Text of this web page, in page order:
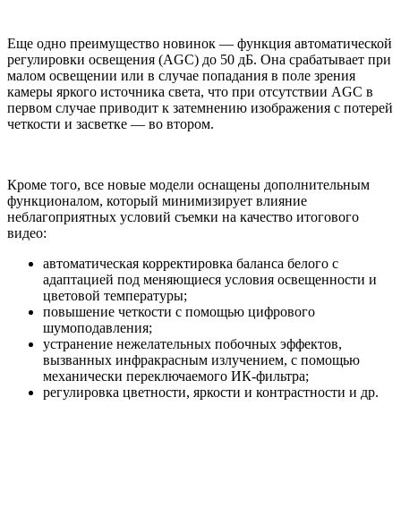
Еще одно преимущество новинок — функция автоматической
регулировки освещения (AGC) до 50 дБ. Она срабатывает при
малом освещении или в случае попадания в поле зрения
камеры яркого источника света, что при отсутствии AGC в
первом случае приводит к затемнению изображения с потерей
четкости и засветке — во втором.
Кроме того, все новые модели оснащены дополнительным
функционалом, который минимизирует влияние
неблагоприятных условий съемки на качество итогового
видео:
автоматическая корректировка баланса белого с
адаптацией под меняющиеся условия освещенности и
цветовой температуры;
повышение четкости с помощью цифрового
шумоподавления;
устранение нежелательных побочных эффектов,
вызванных инфракрасным излучением, с помощью
механически переключаемого ИК-фильтра;
регулировка цветности, яркости и контрастности и др.